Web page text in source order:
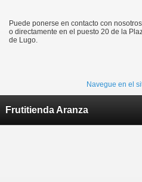
Puede ponerse en contacto con
o directamente en el puesto 20 de la
de Lugo.
Navegue en el
Frutitienda Aranza